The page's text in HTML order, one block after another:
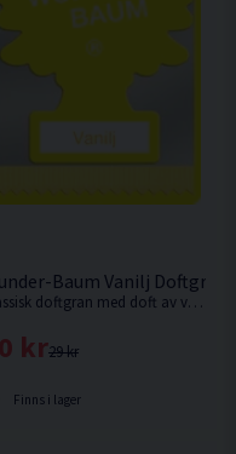
Baum Vanilj Doftgran
Klassisk doftgran med doft av vanilj.
29 kr
kr
Finns i lager